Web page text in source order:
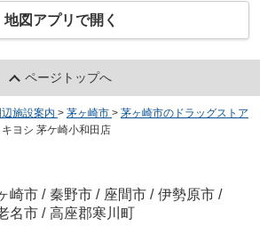
地図アプリで開く
ページトップへ
辺施設案内 > 茅ヶ崎市 > 茅ヶ崎市のドラッグストア
ヨシ 茅ケ崎小和田店
崎市 / 秦野市 / 座間市 / 伊勢原市 /
名市 / 高座郡寒川町